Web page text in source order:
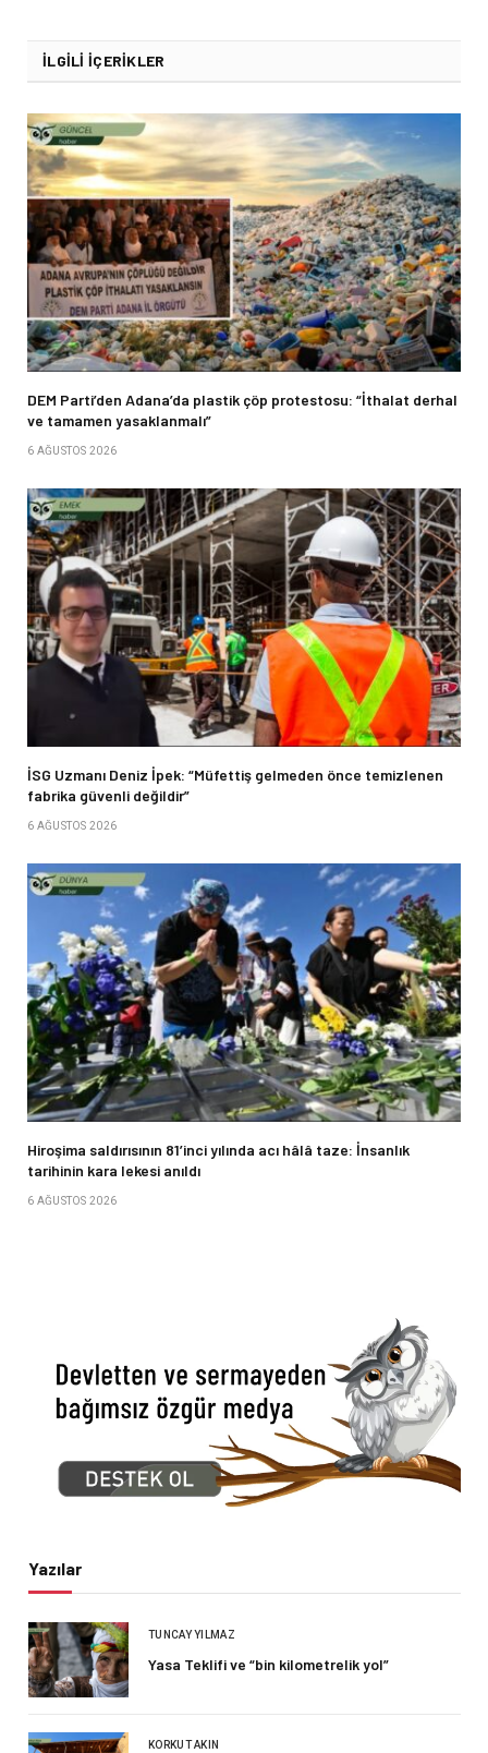
İLGILI İÇERIKLER
DEM Parti’den Adana’da plastik çöp protestosu: “İthalat derhal
ve tamamen yasaklanmalı”
6 AĞUSTOS 2026
İSG Uzmanı Deniz İpek: “Müfettiş gelmeden önce temizlenen
fabrika güvenli değildir”
6 AĞUSTOS 2026
Hiroşima saldırısının 81’inci yılında acı hâlâ taze: İnsanlık
tarihinin kara lekesi anıldı
6 AĞUSTOS 2026
Yazılar
TUNCAY YILMAZ
Yasa Teklifi ve “bin kilometrelik yol”
KORKUT AKIN